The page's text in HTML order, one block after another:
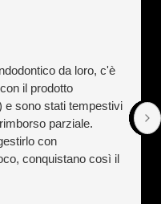
da loro, c'è
il prodotto
e sono stati tempestivi
parziale.
con
conquistano così il